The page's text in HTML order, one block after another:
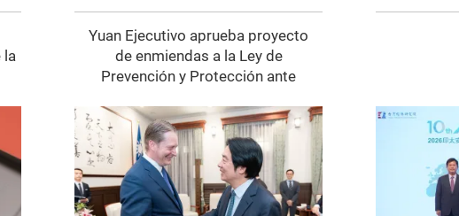
la
Yuan Ejecutivo aprueba proyecto
de enmiendas a la Ley de
Prevención y Protección ante